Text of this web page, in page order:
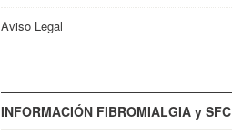
Aviso Legal
INFORMACIÓN FIBROMIALGIA y SFC